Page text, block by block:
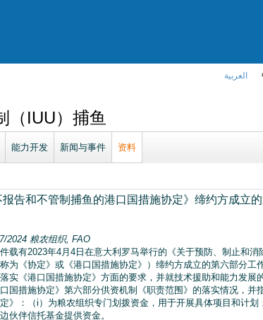
العربية
（IUU）捕鱼
能力开发 新闻与事件 资料
告和不管制捕鱼的港口国措施协定》缔约方成立
2024 粮农组织, FAO
载有2023年4月4日在意大利罗马举行的《关于预防、制止和
为《协定》或《港口国措施协定》）缔约方成立的第六部分工
实《港口国措施协定》方面的要求，并就技术援助和能力发展
国措施协定》第六部分供资机制《职责范围》的落实情况，
》：（i）为粮农组织专门划拨资金，用于开展具体项目和计
伙伴信托基金提供资金。